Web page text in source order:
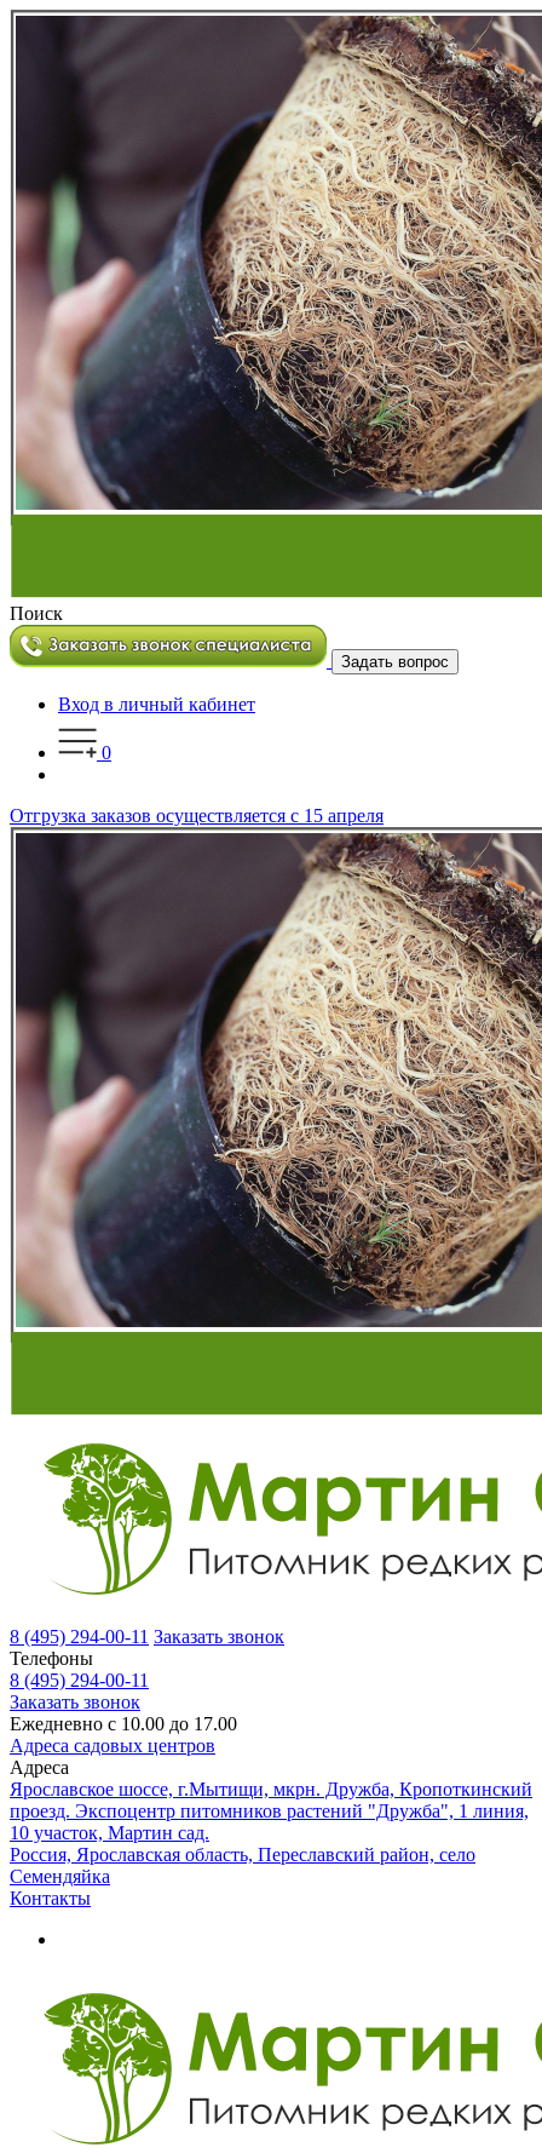
Поиск
Задать вопрос
Вход в личный кабинет
0
Отгрузка заказов осуществляется с 15 апреля
8 (495) 294-00-11 Заказать звонок
Телефоны
8 (495) 294-00-11
Заказать звонок
Ежедневно с 10.00 до 17.00
Адреса садовых центров
Адреса
Ярославское шоссе, г.Мытищи, мкрн. Дружба, Кропоткинский
проезд. Экспоцентр питомников растений "Дружба", 1 линия,
10 участок, Мартин сад.
Россия, Ярославская область, Переславский район, село
Семендяйка
Контакты